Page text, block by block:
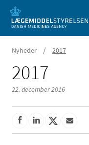
Nyheder / 2017
2017
22. december 2016